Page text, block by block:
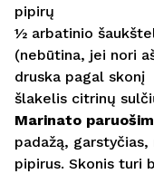
pipirų
½ arbatinio
(nebūtina, jei nori
druska pagal skonį
šlakelis citrinų
Marinato
padažą,
pipirus. Skonis turi